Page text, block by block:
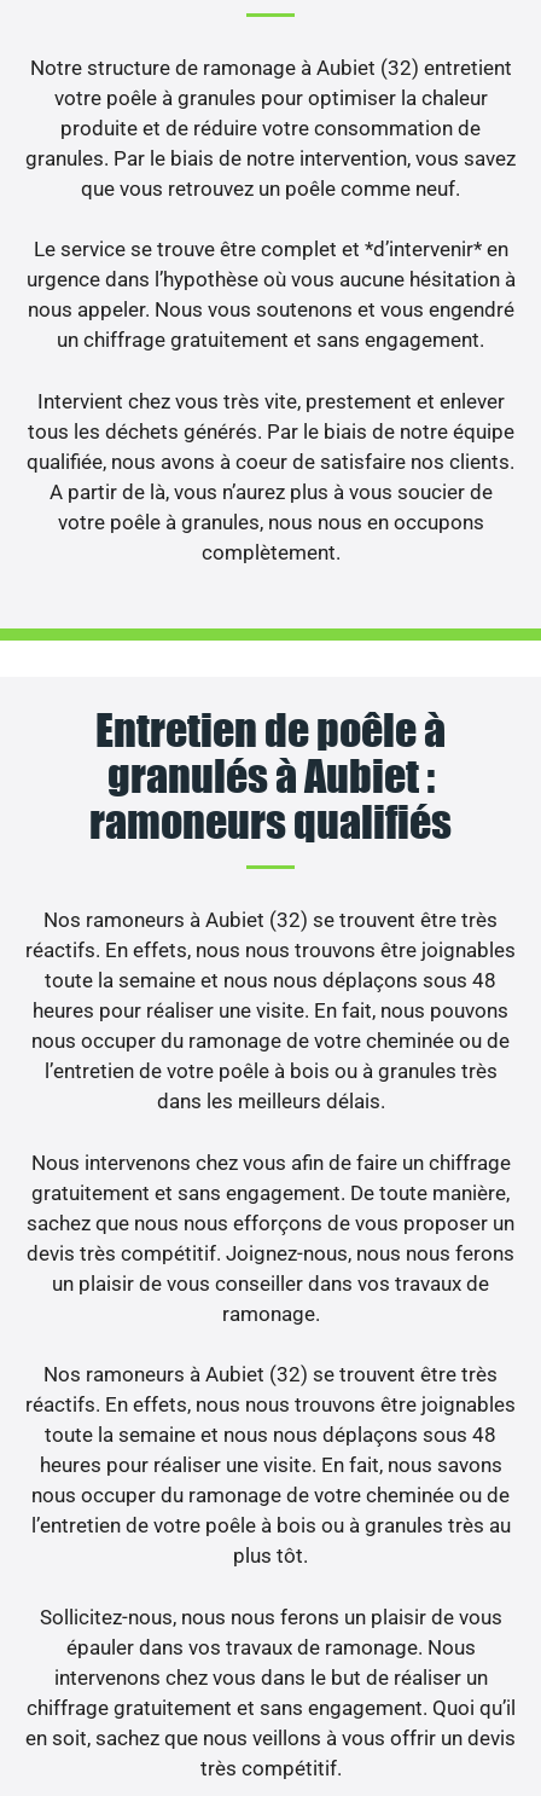
Notre structure de ramonage à Aubiet (32) entretient
votre poêle à granules pour optimiser la chaleur
produite et de réduire votre consommation de
granules. Par le biais de notre intervention, vous savez
que vous retrouvez un poêle comme neuf.
Le service se trouve être complet et *d’intervenir* en
urgence dans l’hypothèse où vous aucune hésitation à
nous appeler. Nous vous soutenons et vous engendré
un chiffrage gratuitement et sans engagement.
Intervient chez vous très vite, prestement et enlever
tous les déchets générés. Par le biais de notre équipe
qualifiée, nous avons à coeur de satisfaire nos clients.
A partir de là, vous n’aurez plus à vous soucier de
votre poêle à granules, nous nous en occupons
complètement.
Entretien de poêle à
granulés à Aubiet :
ramoneurs qualifiés
Nos ramoneurs à Aubiet (32) se trouvent être très
réactifs. En effets, nous nous trouvons être joignables
toute la semaine et nous nous déplaçons sous 48
heures pour réaliser une visite. En fait, nous pouvons
nous occuper du ramonage de votre cheminée ou de
l’entretien de votre poêle à bois ou à granules très
dans les meilleurs délais.
Nous intervenons chez vous afin de faire un chiffrage
gratuitement et sans engagement. De toute manière,
sachez que nous nous efforçons de vous proposer un
devis très compétitif. Joignez-nous, nous nous ferons
un plaisir de vous conseiller dans vos travaux de
ramonage.
Nos ramoneurs à Aubiet (32) se trouvent être très
réactifs. En effets, nous nous trouvons être joignables
toute la semaine et nous nous déplaçons sous 48
heures pour réaliser une visite. En fait, nous savons
nous occuper du ramonage de votre cheminée ou de
l’entretien de votre poêle à bois ou à granules très au
plus tôt.
Sollicitez-nous, nous nous ferons un plaisir de vous
épauler dans vos travaux de ramonage. Nous
intervenons chez vous dans le but de réaliser un
chiffrage gratuitement et sans engagement. Quoi qu’il
en soit, sachez que nous veillons à vous offrir un devis
très compétitif.